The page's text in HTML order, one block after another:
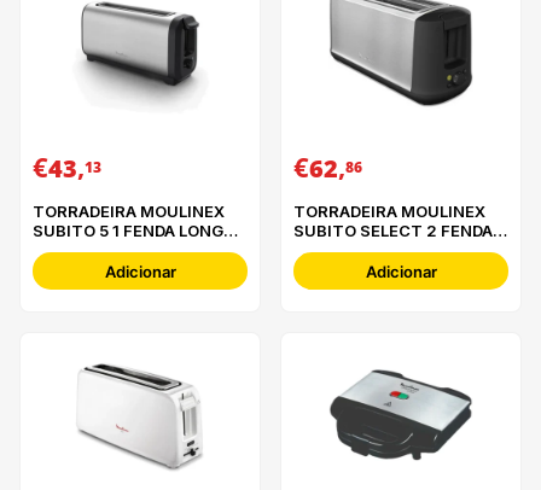
€43,13
TORRADEIRA MOULINEX
SUBITO 5 1 FENDA LONGA -
LS5S0DE0
Adicionar
€62,86
TORRADEIRA MOULINEX
SUBITO SELECT 2 FENDAS
- LS342D10
Adicionar